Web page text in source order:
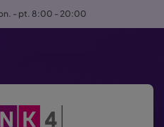
- pt. 8:00 - 20:00